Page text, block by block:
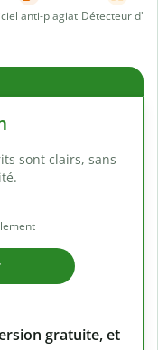
anti-plagiat Détecteur d'IA
sont clairs, sans
gratuite, et